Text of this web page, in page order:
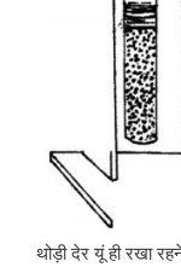
थोड़ी देर यूं ही रखा